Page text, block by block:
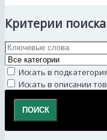
Критерии поиска
Искать в
Искать в описании